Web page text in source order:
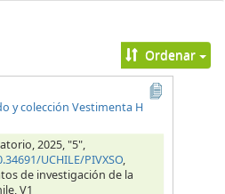
Ordenar
y colección Vestimenta H
2025, "5",
UCHILE/PIVXSO,
de investigación de la
V1